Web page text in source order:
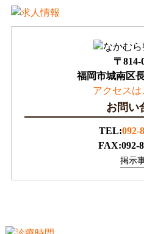
〒814-
福岡市城南区
アクセス
お問い
TEL:092-
FAX:092-
掲示